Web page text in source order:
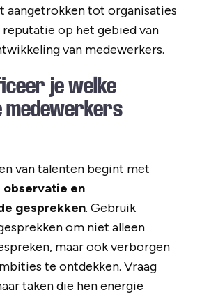
tot organisaties
op het gebied van
van medewerkers.
je welke
medewerkers
van talenten begint met
en
gesprekken. Gebruik
om niet alleen
maar ook verborgen
te ontdekken. Vraag
taken die hen energie